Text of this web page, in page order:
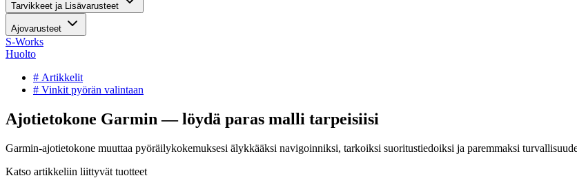
Tarvikkeet ja Lisävarusteet
Ajovarusteet
S-Works
Huolto
# Artikkelit
# Vinkit pyörän valintaan
Ajotietokone Garmin — löydä paras malli tarpeisiisi
Garmin-ajotietokone muuttaa pyöräilykokemuksesi älykkääksi navigoinniksi, tarkoiksi suoritustiedoiksi ja paremmaksi
Katso artikkeliin liittyvät tuotteet